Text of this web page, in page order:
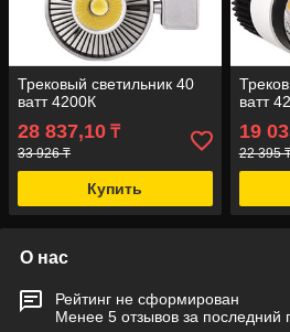
Трековый светильник 40
ватт 4200К
28 837,10 ₸
33 926 ₸
Купить
ватт
19
22 395
О нас
Рейтинг не сформирован
Менее 5 отзывов за последний